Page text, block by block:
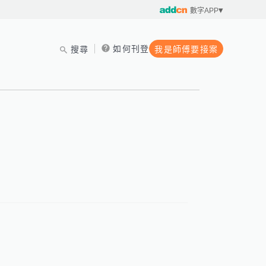
數字APP
搜尋 如何刊登 我是師傅要接案